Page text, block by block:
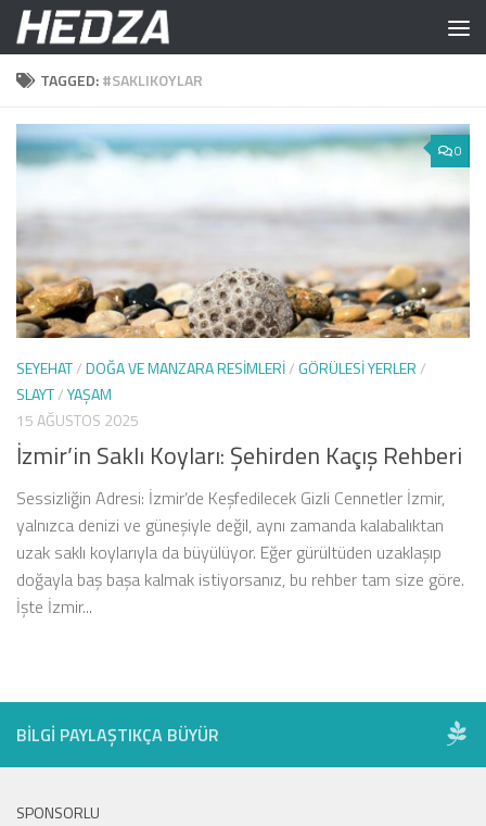
Skip to content
TAGGED:#SAKLIKOYLAR
0
SEYEHAT/DOĞA VE MANZARA RESIMLERI/GÖRÜLESI YERLER/
SLAYT/YAŞAM
15 AĞUSTOS 2025
İzmir’in Saklı Koyları: Şehirden Kaçış Rehberi
Sessizliğin Adresi: İzmir’de Keşfedilecek Gizli Cennetler İzmir,
yalnızca denizi ve güneşiyle değil, aynı zamanda kalabalıktan
uzak saklı koylarıyla da büyülüyor. Eğer gürültüden uzaklaşıp
doğayla baş başa kalmak istiyorsanız, bu rehber tam size göre.
İşte İzmir...
BILGI PAYLAŞTIKÇA BÜYÜR
SPONSORLU